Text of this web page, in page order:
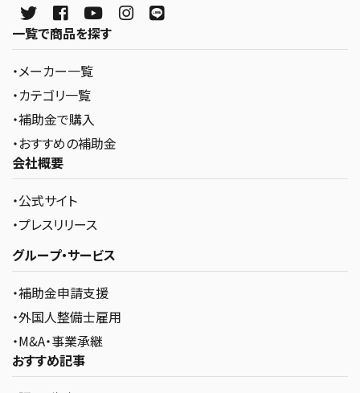
一覧で商品を探す
・メーカー一覧
・カテゴリ一覧
・補助金で購入
・おすすめの補助金
会社概要
・公式サイト
・プレスリリース
グループ・サービス
・補助金申請支援
・外国人整備士雇用
・M&A・事業承継
おすすめ記事